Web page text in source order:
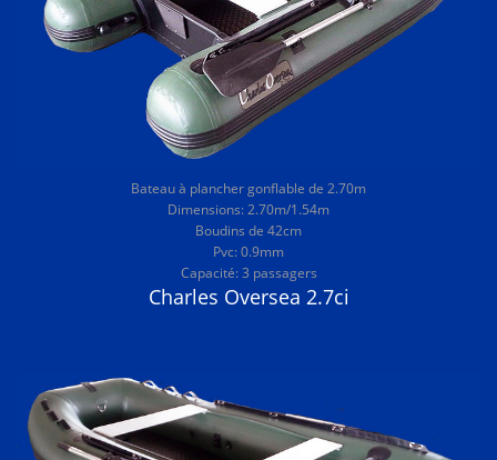
Bateau à plancher gonflable de 2.70m
Dimensions: 2.70m/1.54m
Boudins de 42cm
Pvc: 0.9mm
Capacité: 3 passagers
Charles Oversea 2.7ci